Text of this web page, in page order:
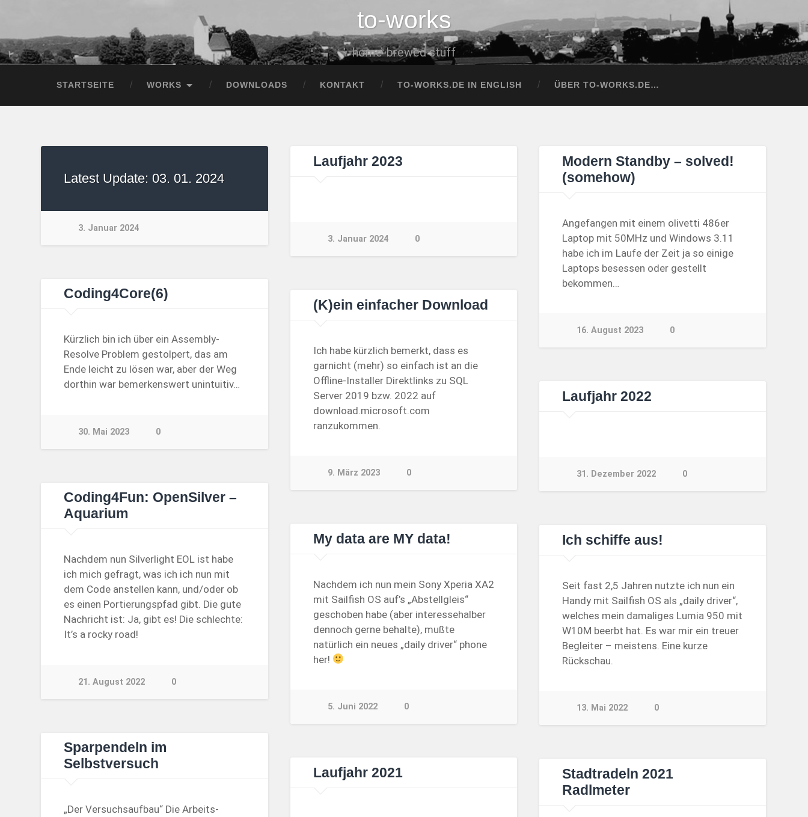
to-works
home-brewed stuff
STARTSEITE WORKS DOWNLOADS KONTAKT TO-WORKS.DE IN ENGLISH ÜBER TO-WORKS.DE…
Latest Update: 03. 01. 2024
3. Januar 2024
Laufjahr 2023
3. Januar 2024 0
Modern Standby – solved!
(somehow)
Angefangen mit einem olivetti 486er
Laptop mit 50MHz und Windows 3.11
habe ich im Laufe der Zeit ja so einige
Laptops besessen oder gestellt
bekommen…
16. August 2023 0
Coding4Core(6)
Kürzlich bin ich über ein Assembly-
Resolve Problem gestolpert, das am
Ende leicht zu lösen war, aber der Weg
dorthin war bemerkenswert unintuitiv…
30. Mai 2023 0
(K)ein einfacher Download
Ich habe kürzlich bemerkt, dass es
garnicht (mehr) so einfach ist an die
Offline-Installer Direktlinks zu SQL
Server 2019 bzw. 2022 auf
download.microsoft.com
ranzukommen.
9. März 2023 0
Laufjahr 2022
31. Dezember 2022 0
Coding4Fun: OpenSilver –
Aquarium
Nachdem nun Silverlight EOL ist habe
ich mich gefragt, was ich ich nun mit
dem Code anstellen kann, und/oder ob
es einen Portierungspfad gibt. Die gute
Nachricht ist: Ja, gibt es! Die schlechte:
It’s a rocky road!
21. August 2022 0
My data are MY data!
Nachdem ich nun mein Sony Xperia XA2
mit Sailfish OS auf’s „Abstellgleis“
geschoben habe (aber interessehalber
dennoch gerne behalte), mußte
natürlich ein neues „daily driver“ phone
her!
5. Juni 2022 0
Ich schiffe aus!
Seit fast 2,5 Jahren nutzte ich nun ein
Handy mit Sailfish OS als „daily driver“,
welches mein damaliges Lumia 950 mit
W10M beerbt hat. Es war mir ein treuer
Begleiter – meistens. Eine kurze
Rückschau.
13. Mai 2022 0
Sparpendeln im
Selbstversuch
„Der Versuchsaufbau“ Die Arbeits-
Laufjahr 2021
Stadtradeln 2021
Radlmeter